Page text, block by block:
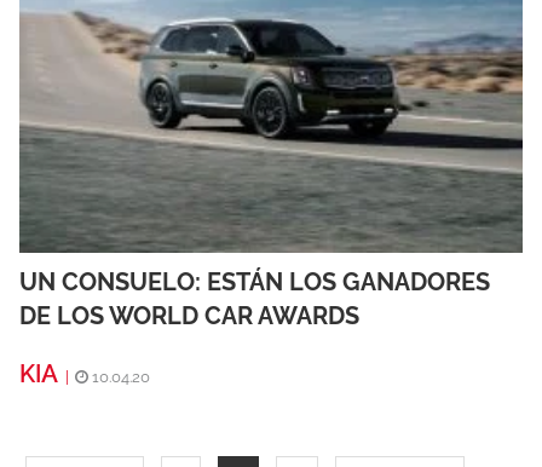
UN CONSUELO: ESTÁN LOS GANADORES
DE LOS WORLD CAR AWARDS
KIA
10.04.20